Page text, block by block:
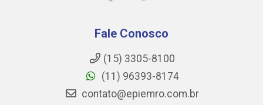
Fale Conosco
(15) 3305-8100
(11) 96393-8174
contato@epiemro.com.br